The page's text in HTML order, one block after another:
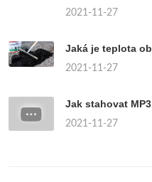
2021-11-27
Jaká je teplota
2021-11-27
Jak stahovat
2021-11-27